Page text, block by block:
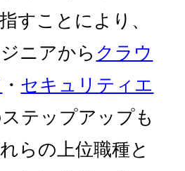
すことにより、
ニアから クラウ
・ セキュリティエ
テップアップも
らの上位職種と